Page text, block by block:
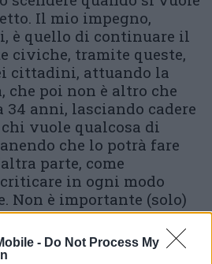
- Do Not Process My
Il mio impegno,
è quello di continuare il
civiche, tramite queste,
cittadini, attuando la
che poi non è altro che
anni, lasciando cadere
vuole qualcosa di
che lo potrà fare
parte, come
in ogni modo
Non è importante (solo)
elezioni, ma avere un
stato per le Liste
piedi nella buona e